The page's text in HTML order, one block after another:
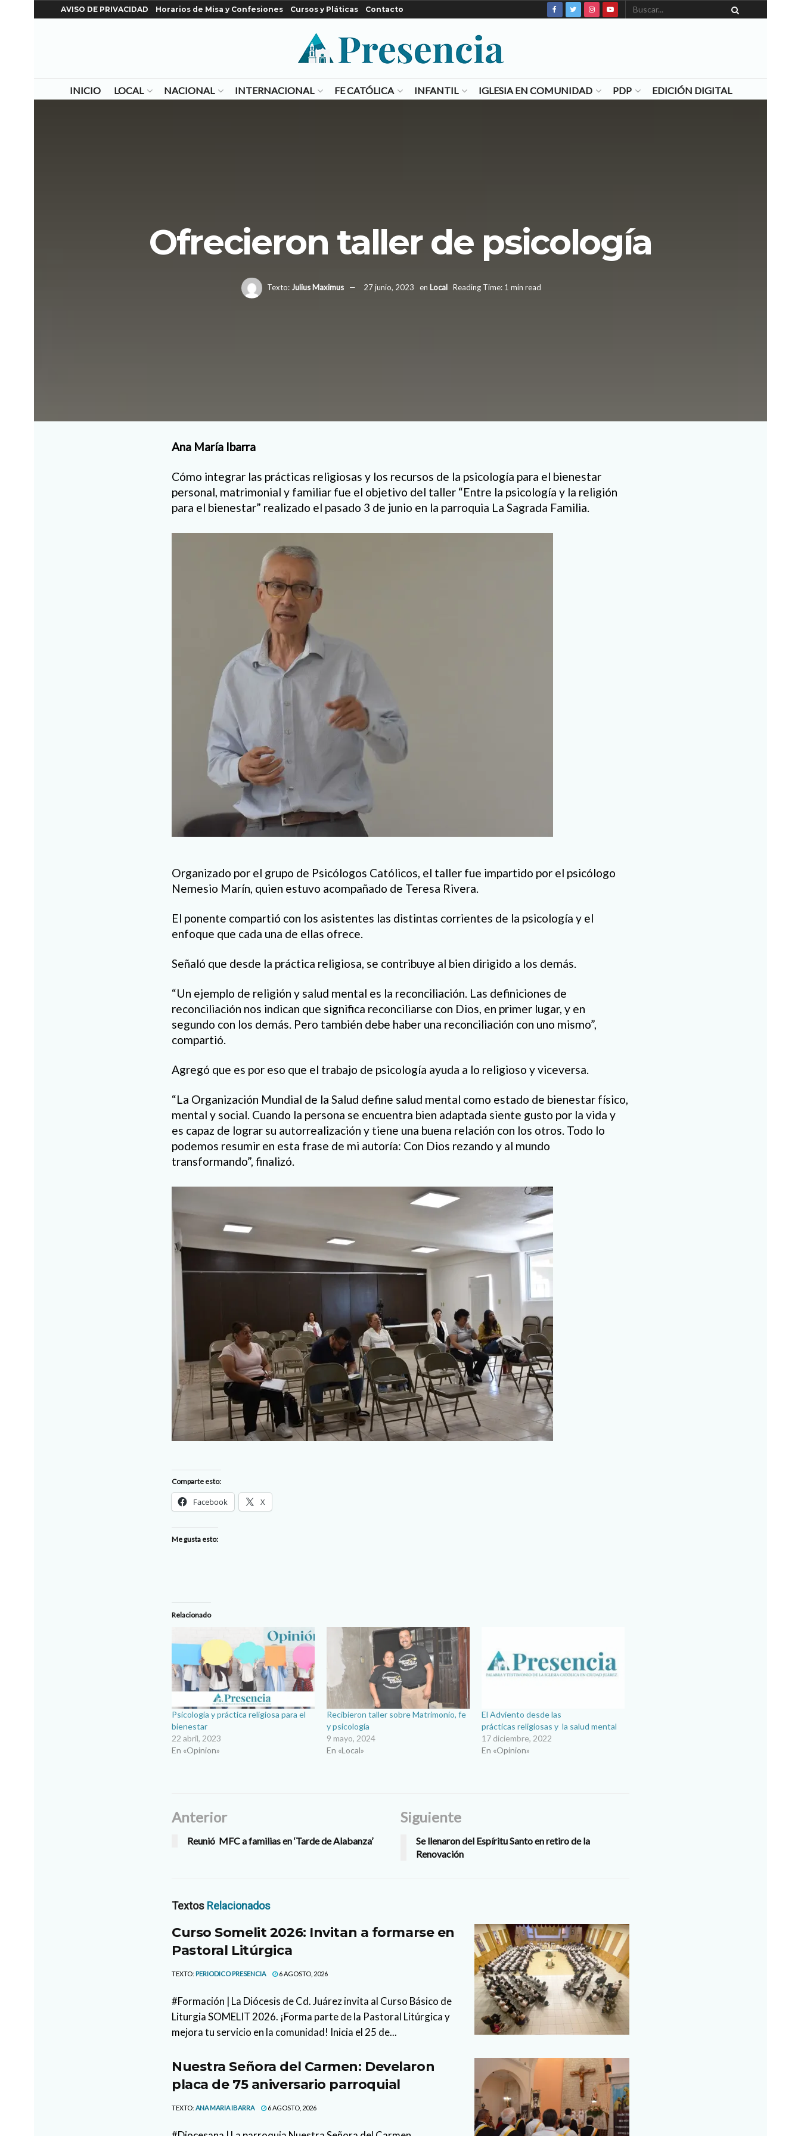
AVISO DE PRIVACIDAD Horarios de Misa y Confesiones Cursos y Pláticas Contacto
INICIO LOCAL NACIONAL INTERNACIONAL FE CATÓLICA INFANTIL IGLESIA EN COMUNIDAD PDP EDICIÓN DIGITAL
Ofrecieron taller de psicología
Texto: Julius Maximus 27 junio, 2023 en Local Reading Time: 1 min read
Ana María Ibarra
Cómo integrar las prácticas religiosas y los recursos de la psicología para el bienestar
personal, matrimonial y familiar fue el objetivo del taller “Entre la psicología y la religión
para el bienestar” realizado el pasado 3 de junio en la parroquia La Sagrada Familia.
Organizado por el grupo de Psicólogos Católicos, el taller fue impartido por el psicólogo
Nemesio Marín, quien estuvo acompañado de Teresa Rivera.
El ponente compartió con los asistentes las distintas corrientes de la psicología y el
enfoque que cada una de ellas ofrece.
Señaló que desde la práctica religiosa, se contribuye al bien dirigido a los demás.
“Un ejemplo de religión y salud mental es la reconciliación. Las definiciones de
reconciliación nos indican que significa reconciliarse con Dios, en primer lugar, y en
segundo con los demás. Pero también debe haber una reconciliación con uno mismo”,
compartió.
Agregó que es por eso que el trabajo de psicología ayuda a lo religioso y viceversa.
“La Organización Mundial de la Salud define salud mental como estado de bienestar físico,
mental y social. Cuando la persona se encuentra bien adaptada siente gusto por la vida y
es capaz de lograr su autorrealización y tiene una buena relación con los otros. Todo lo
podemos resumir en esta frase de mi autoría: Con Dios rezando y al mundo
transformando”, finalizó.
Comparte esto:
Facebook X
Me gusta esto:
Relacionado
Psicología y práctica religiosa para el
bienestar
22 abril, 2023
En «Opinion»
Recibieron taller sobre Matrimonio, fe
y psicología
9 mayo, 2024
En «Local»
El Adviento desde las
prácticas religiosas y la salud mental
17 diciembre, 2022
En «Opinion»
Anterior
Reunió MFC a familias en ‘Tarde de Alabanza’
Siguiente
Se llenaron del Espíritu Santo en retiro de la
Renovación
Textos Relacionados
Curso Somelit 2026: Invitan a formarse en
Pastoral Litúrgica
TEXTO: PERIODICO PRESENCIA 6 AGOSTO, 2026
#Formación | La Diócesis de Cd. Juárez invita al Curso Básico de
Liturgia SOMELIT 2026. ¡Forma parte de la Pastoral Litúrgica y
mejora tu servicio en la comunidad! Inicia el 25 de...
Nuestra Señora del Carmen: Develaron
placa de 75 aniversario parroquial
TEXTO: ANA MARIA IBARRA 6 AGOSTO, 2026